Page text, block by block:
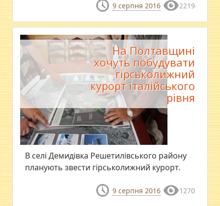
9 серпня 2016 2219
На Полтавщині
хочуть побудувати
гірськолижний
курорт італійського
рівня
В селі Демидівка Решетилівського району
планують звести гірськолижний курорт.
9 серпня 2016 1270